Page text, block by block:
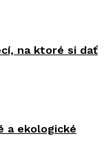
na ktoré si dať
a ekologické